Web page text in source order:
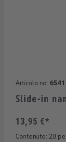
Articolo no:
Slide-in
13,95 €*
Contenuto: 20